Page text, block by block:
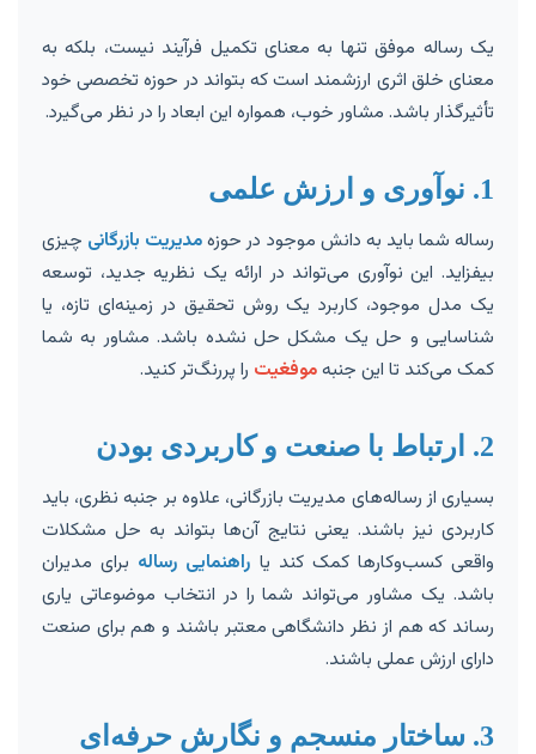
یک رساله موفق تنها به معنای تکمیل فرآیند نیست، بلکه به
معنای خلق اثری ارزشمند است که بتواند در حوزه تخصصی خود
تأثیرگذار باشد. مشاور خوب، همواره این ابعاد را در نظر می‌گیرد.
1. نوآوری و ارزش علمی
رساله شما باید به دانش موجود در حوزهمدیریت بازرگانی چیزی
بیفزاید. این نوآوری می‌تواند در ارائه یک نظریه جدید، توسعه
یک مدل موجود، کاربرد یک روش تحقیق در زمینه‌ای تازه، یا
شناسایی و حل یک مشکل حل نشده باشد. مشاور به شما
کمک می‌کند تا این جنبهموفغیت را پررنگ‌تر کنید.
2. ارتباط با صنعت و کاربردی بودن
بسیاری از رساله‌های مدیریت بازرگانی، علاوه بر جنبه نظری، باید
کاربردی نیز باشند. یعنی نتایج آن‌ها بتواند به حل مشکلات
واقعی کسب‌وکارها کمک کند یا راهنمایی رساله برای مدیران
باشد. یک مشاور می‌تواند شما را در انتخاب موضوعاتی یاری
رساند که هم از نظر دانشگاهی معتبر باشند و هم برای صنعت
دارای ارزش عملی باشند.
3. ساختار منسجم و نگارش حرفه‌ای